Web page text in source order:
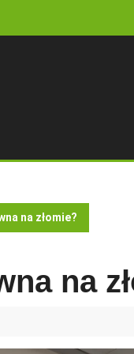
na złomie?
na